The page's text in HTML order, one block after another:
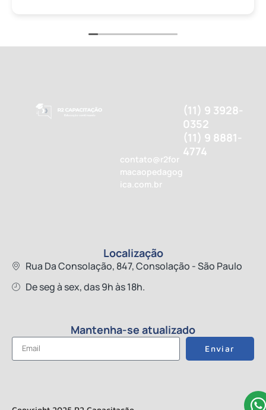
contato@r2for
macaopedagog
ica.com.br
(11) 9 3928-
0352
(11) 9 8881-
4774
Localização
Rua Da Consolação, 847, Consolação - São Paulo
De seg à sex, das 9h às 18h.
Mantenha-se atualizado
Enviar